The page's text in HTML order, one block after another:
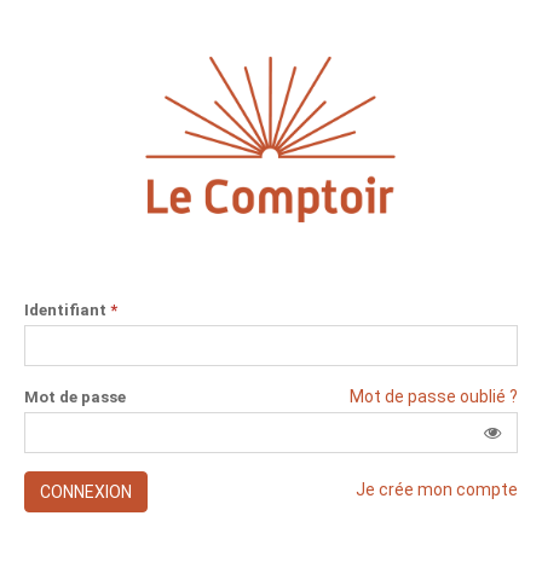
Identifiant *
Mot de passe oublié ?
Mot de passe
CONNEXION Je crée mon compte